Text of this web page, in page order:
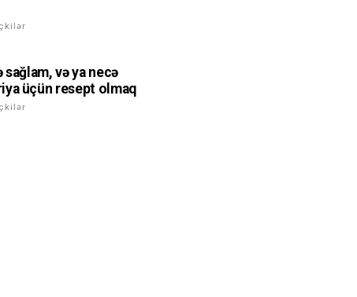
sağlam, və ya necə
üçün resept olmaq